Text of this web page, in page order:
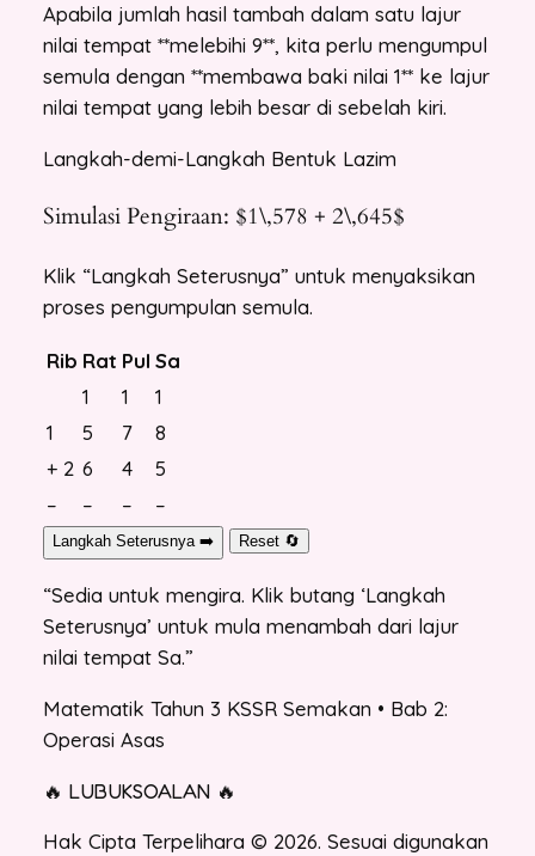
Apabila jumlah hasil tambah dalam satu lajur
nilai tempat **melebihi 9**, kita perlu mengumpul
semula dengan **membawa baki nilai 1** ke lajur
nilai tempat yang lebih besar di sebelah kiri.
Langkah-demi-Langkah Bentuk Lazim
Simulasi Pengiraan: $1\,578 + 2\,645$
Klik “Langkah Seterusnya” untuk menyaksikan
proses pengumpulan semula.
Rib Rat Pul Sa
1
1
1
1
5 7
8
+ 2 6 4
5
–
– – –
Langkah Seterusnya ➡️ Reset 🔄
“Sedia untuk mengira. Klik butang ‘Langkah
Seterusnya’ untuk mula menambah dari lajur
nilai tempat Sa.”
Matematik Tahun 3 KSSR Semakan • Bab 2:
Operasi Asas
🔥 LUBUKSOALAN🔥
Hak Cipta Terpelihara © 2026. Sesuai digunakan